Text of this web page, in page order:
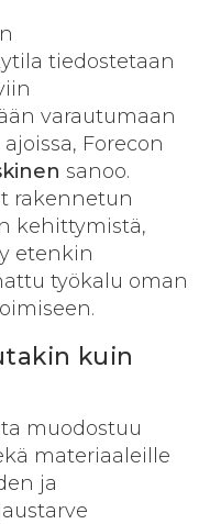
tiedostetaan
varautumaan
Forecon
sanoo.
rakennetun
kehittymistä,
etenkin
työkalu oman
kuin
muodostuu
materiaaleille
ja